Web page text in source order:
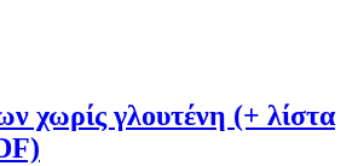
χωρίς γλουτένη (+ λίστα